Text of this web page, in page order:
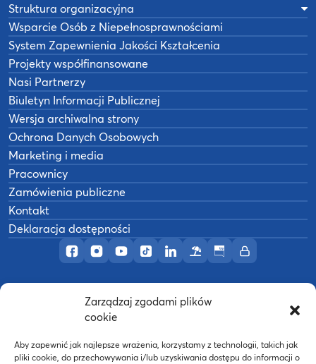
Zarządzaj zgodami plików
cookie
Aby zapewnić jak najlepsze wrażenia, korzystamy z technologii, takich jak
pliki cookie, do przechowywania i/lub uzyskiwania dostępu do informacji o
Profil AWF Poznań w serwisie Facebook
Profil AWF Poznań w serwisie Instagram
Profil AWF Poznań w serwisie YouTube
Profil AWF Poznań w serwisie
Profil AWF Poznań w
OśrodekBiuletynIntranet
Struktura organizacyjna
Wsparcie Osób z Niepełnosprawnościami
System Zapewnienia Jakości Kształcenia
Projekty współfinansowane
Nasi Partnerzy
Biuletyn Informacji Publicznej
Wersja archiwalna strony
Ochrona Danych Osobowych
Marketing i media
Pracownicy
Zamówienia publiczne
Kontakt
Deklaracja dostępności
Akademia Wychowania Fizycznego w
Wykonanie:nFinity.pl